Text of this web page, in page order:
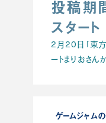
投稿期
スタート
2月20日「東
ートまりおさん
ゲームジャム